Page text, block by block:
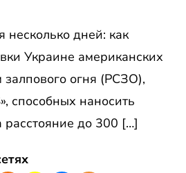
несколько дней: как
Украине американских
залпового огня (РСЗО),
способных наносить
до 300 […]